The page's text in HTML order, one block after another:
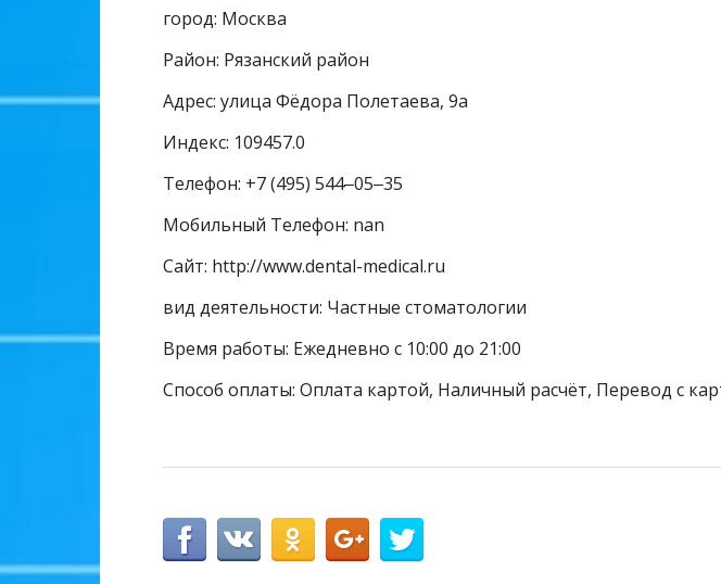
город: Москва
Район: Рязанский район
Адрес: улица Фёдора Полетаева, 9а
Индекс: 109457.0
Телефон: +7 (495) 544‒05‒35
Мобильный Телефон: nan
Сайт: http://www.dental-medical.ru
вид деятельности: Частные стоматологии
Время работы: Ежедневно с 10:00 до 21:00
Способ оплаты: Оплата картой, Наличный расчёт, Перевод с